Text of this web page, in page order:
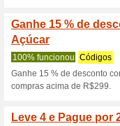
Pão
100%
Confira